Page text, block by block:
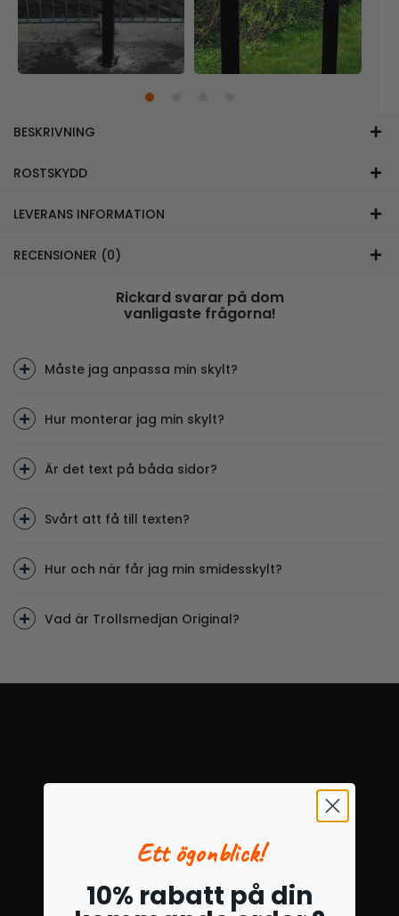
BESKRIVNING
ROSTSKYDD
LEVERANS INFORMATION
RECENSIONER (0)
Rickard svarar på dom
vanligaste frågorna!
Måste jag anpassa min skylt?
Hur monterar jag min skylt?
Är det text på båda sidor?
Svårt att få till texten?
Hur och när får jag min smidesskylt?
Vad är Trollsmedjan Original?
Ett ögonblick!
10% rabatt på din